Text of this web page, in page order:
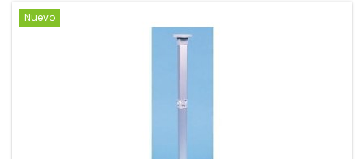
Nuevo